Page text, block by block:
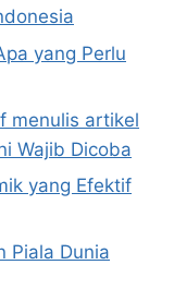
yang Perlu
menulis artikel
Wajib Dicoba
yang Efektif
Piala Dunia